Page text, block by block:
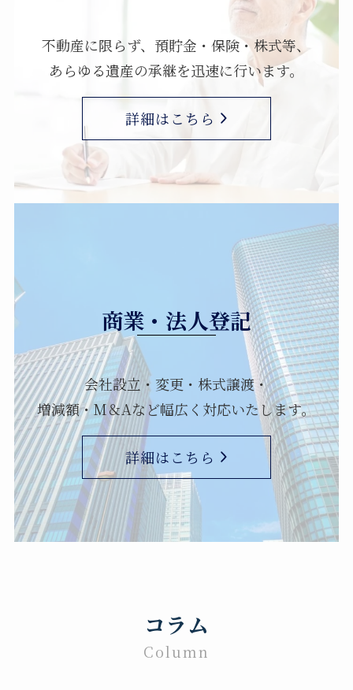
不動産に限らず、預貯金・保険・株式等、
あらゆる遺産の承継を迅速に行います。
詳細はこちら
商業・法人登記
会社設立・変更・株式譲渡・
増減額・M＆Aなど幅広く対応いたします。
詳細はこちら
コラム
Column